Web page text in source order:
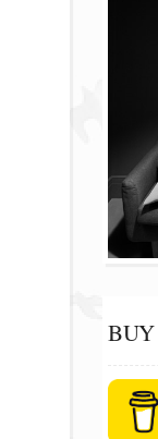
BUY